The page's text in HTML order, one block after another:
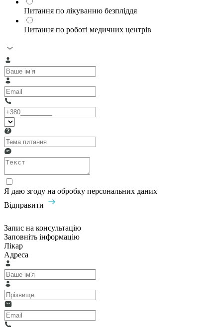
Питання по лікуванню безпліддя
Питання по роботі медичних центрів
Я даю згоду на обробку персональних даних
Відправити
Запис на консультацію
Заповніть інформацію
Лікар
Адреса